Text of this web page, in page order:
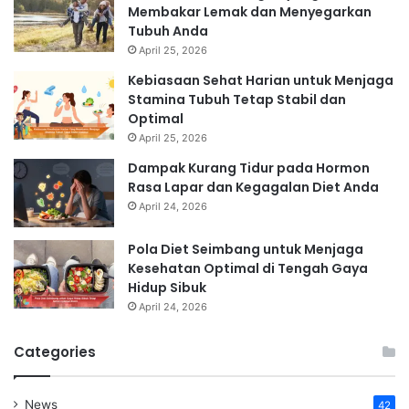
Membakar Lemak dan Menyegarkan
Tubuh Anda
April 25, 2026
Kebiasaan Sehat Harian untuk Menjaga
Stamina Tubuh Tetap Stabil dan
Optimal
April 25, 2026
Dampak Kurang Tidur pada Hormon
Rasa Lapar dan Kegagalan Diet Anda
April 24, 2026
Pola Diet Seimbang untuk Menjaga
Kesehatan Optimal di Tengah Gaya
Hidup Sibuk
April 24, 2026
Categories
News 42